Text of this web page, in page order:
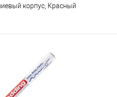
корпус, Красный
В наличии